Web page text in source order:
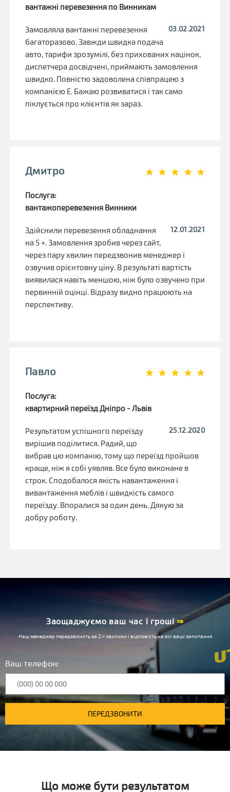
вантажні перевезення по Винникам
03.02.2021
Замовляла вантажні перевезення
багаторазово. Завжди швидка подача
авто, тарифи зрозумілі, без прихованих націнок,
диспетчера досвідчені, приймають замовлення
швидко. Повністю задоволена співпрацею з
компанією Е. Бажаю розвиватися і так само
піклується про клієнтів як зараз.
Дмитро
Послуга:
вантажоперевезення Винники
12.01.2021
Здійснили перевезення обладнання
на 5 +. Замовлення зробив через сайт,
через пару хвилин передзвонив менеджер і
озвучив орієнтовну ціну. В результаті вартість
виявилася навіть меншою, ніж було озвучено при
первинній оцінці. Відразу видно працюють на
перспективу.
Павло
Послуга:
квартирний переїзд Дніпро - Львів
25.12.2020
Результатом успішного переїзду
вирішив поділитися. Радий, що
вибрав цю компанію, тому що переїзд пройшов
краще, ніж я собі уявляв. Все було виконане в
строк. Сподобалося якість навантаження і
вивантаження меблів і швидкість самого
переїзду. Впоралися за один день. Дякую за
добру роботу.
Заощаджуємо ваш час і гроші⇒
Наш менеджер передзвонить за 2-і хвилини і відповість на всі ваші запитання
Ваш телефон:
ПЕРЕДЗВОНИТИ
Що може бути результатом